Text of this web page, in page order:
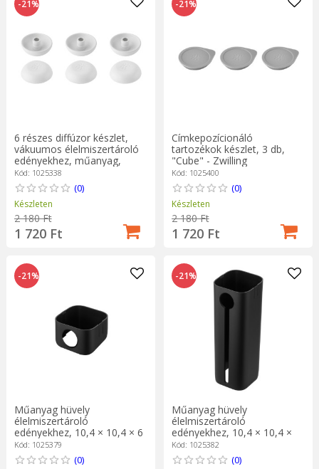
-21%
6 részes diffúzor készlet,
vákuumos élelmiszertároló
edényekhez, műanyag,
"Cube" - Zwilling
Kód: 1025338
(0)
Készleten
2 180 Ft
1 720 Ft
-21%
Címkepozícionáló
tartozékok készlet, 3 db,
"Cube" - Zwilling
Kód: 1025400
(0)
Készleten
2 180 Ft
1 720 Ft
-21%
Műanyag hüvely
élelmiszertároló
edényekhez, 10,4 × 10,4 × 6
cm, fekete, "Cube" - Zwilling
Kód: 1025379
(0)
-21%
Műanyag hüvely
élelmiszertároló
edényekhez, 10,4 × 10,4 ×
28 cm, fekete, "Cube" -
Zwilling
Kód: 1025382
(0)